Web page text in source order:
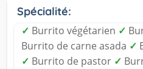
Spécialité:
✓ Burrito végétarien ✓
Burrito de carne asada ✓
✓ Burrito de pastor ✓